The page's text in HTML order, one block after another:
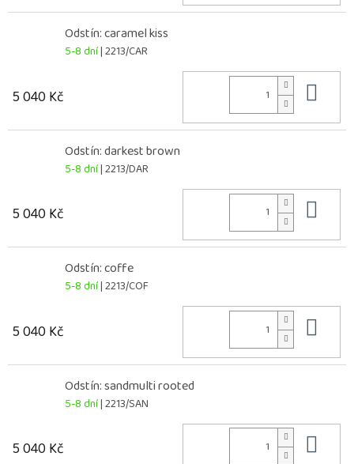
Odstín: caramel kiss
5-8 dní| 2213/CAR
5 040 Kč
Odstín: darkest brown
5-8 dní| 2213/DAR
5 040 Kč
Odstín: coffe
5-8 dní| 2213/COF
5 040 Kč
Odstín: sandmulti rooted
5-8 dní| 2213/SAN
5 040 Kč